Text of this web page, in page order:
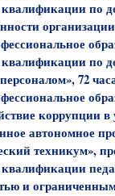
по
по
72
коррупции в
автономное
техникум»,
и